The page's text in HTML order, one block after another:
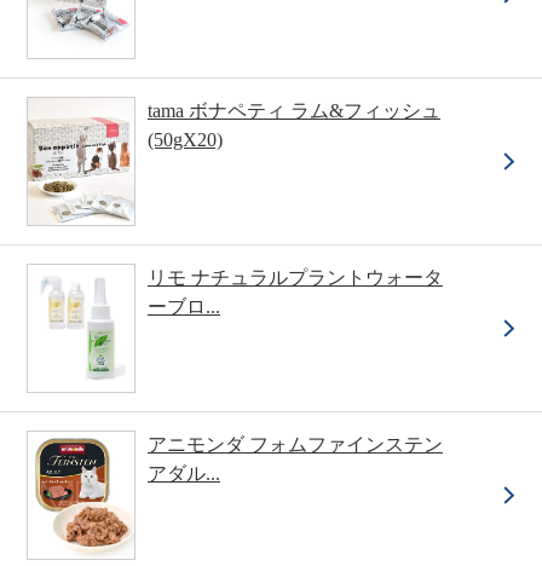
tama ボナペティ ラム&フィッシュ
(50gX20)
リモ ナチュラルプラントウォータ
ーブロ...
アニモンダ フォムファインステン
アダル...